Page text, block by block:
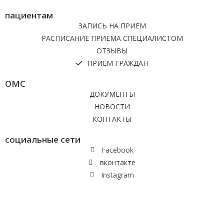
пациентам
ЗАПИСЬ НА ПРИЕМ
РАСПИСАНИЕ ПРИЕМА СПЕЦИАЛИСТОМ
ОТЗЫВЫ
ПРИЕМ ГРАЖДАН
ОМС
ДОКУМЕНТЫ
НОВОСТИ
КОНТАКТЫ
социальные сети
Facebook
вконтакте
Instagram